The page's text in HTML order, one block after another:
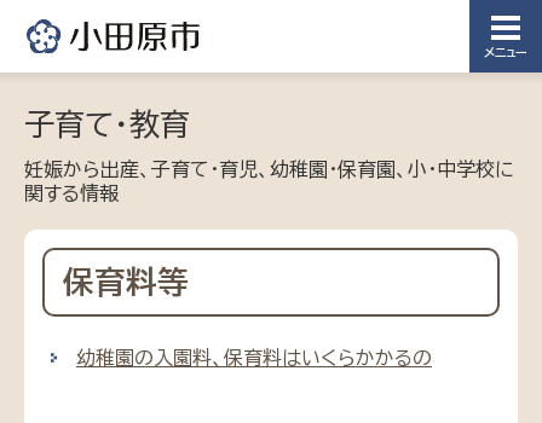
メニュー
子育て・教育
妊娠から出産、子育て・育児、幼稚園・保育園、小・中学校に
関する情報
保育料等
幼稚園の入園料、保育料はいくらかかるの